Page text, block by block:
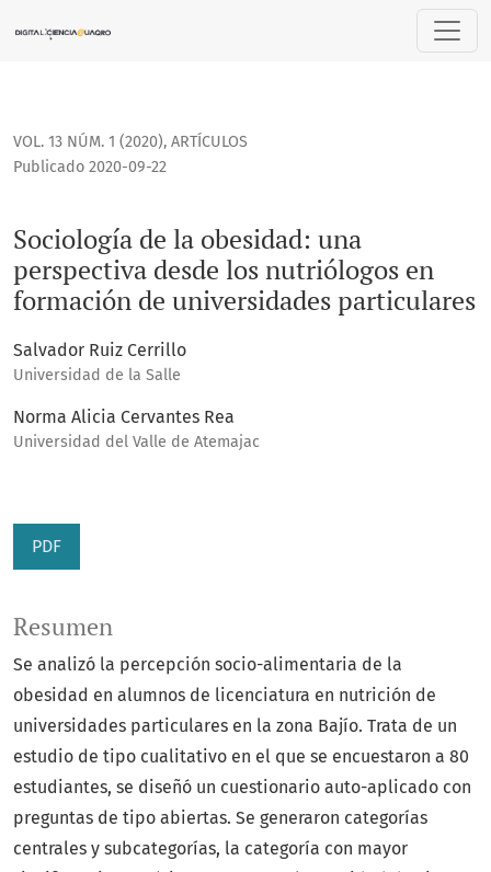
Sociología de la obesidad: una perspectiva desde los
VOL. 13 NÚM. 1 (2020), ARTÍCULOS
Sociología de la obesidad: una
perspectiva desde los nutriólogos en
formación de universidades particulares
Publicado 2020-09-22
Salvador Ruiz Cerrillo
Universidad de la Salle
Norma Alicia Cervantes Rea
Universidad del Valle de Atemajac
PDF
Resumen
Se analizó la percepción socio-alimentaria de la
obesidad en alumnos de licenciatura en nutrición de
universidades particulares en la zona Bajío. Trata de un
estudio de tipo cualitativo en el que se encuestaron a 80
estudiantes, se diseñó un cuestionario auto-aplicado con
preguntas de tipo abiertas. Se generaron categorías
centrales y subcategorías, la categoría con mayor